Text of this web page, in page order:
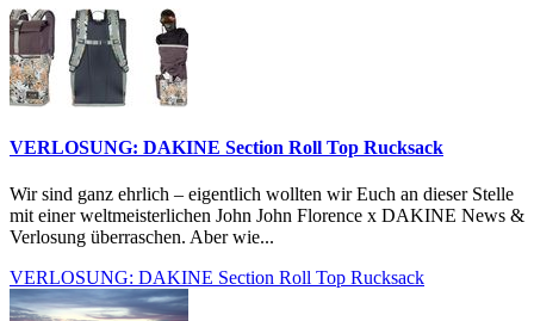
VERLOSUNG: DAKINE Section Roll Top Rucksack
Wir sind ganz ehrlich – eigentlich wollten wir Euch an dieser Stelle
mit einer weltmeisterlichen John John Florence x DAKINE News &
Verlosung überraschen. Aber wie...
VERLOSUNG: DAKINE Section Roll Top Rucksack